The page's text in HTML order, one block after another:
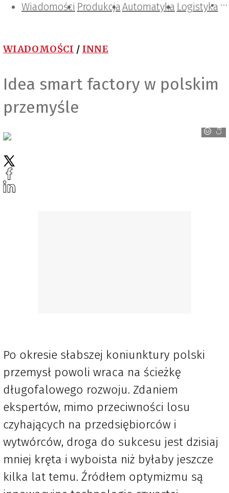
Wiadomości ProdukcjaAutomatyka Logistyka
Projektowanie i konstrukcje
Zarządzanie i IT
Tematy specjalne
WIADOMOŚCI / INNE
Idea smart factory w polskim
przemyśle
Canva
Po okresie słabszej koniunktury polski
przemysł powoli wraca na ścieżkę
długofalowego rozwoju. Zdaniem
ekspertów, mimo przeciwności losu
czyhających na przedsiębiorców i
wytwórców, droga do sukcesu jest dzisiaj
mniej kręta i wyboista niż byłaby jeszcze
kilka lat temu. Źródłem optymizmu są